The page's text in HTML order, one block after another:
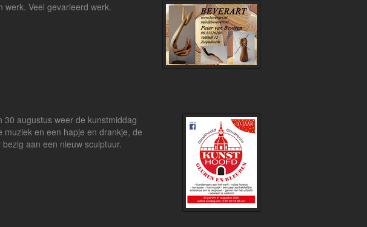
Veel gevarieerd werk.
augustus weer de kunstmiddag
muziek en een hapje en drankje, de
aan een nieuw sculptuur.